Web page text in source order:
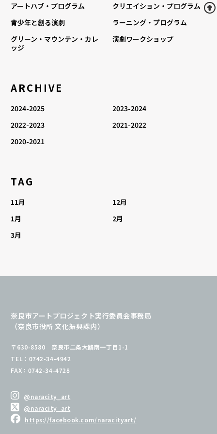
アートハブ・プログラム
クリエイション・プログラム
青少年と創る演劇
ラーニング・プログラム
グリーン・マウンテン・カレ
ッジ
演劇ワークショップ
ARCHIVE
2024-2025
2023-2024
2022-2023
2021-2022
2020-2021
TAG
11月
12月
1月
2月
3月
奈良市アートプロジェクト実行委員会事務局
（奈良市役所 文化振興課内）
〒630-8580 奈良市二条大路南一丁目1-1
TEL：0742-34-4942
FAX：0742-34-4728
@naracity_art
@naracity_art
https://facebook.com/naracityart/